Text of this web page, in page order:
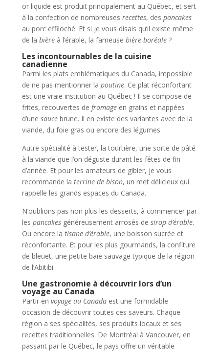
or liquide est produit principalement au Québec, et sert
à la confection de nombreuses recettes, des pancakes
au porc effiloché. Et si je vous disais qu’il existe même
de la bièreà l’érable, la fameuse bière boréale?
Les incontournables de la cuisine
canadienne
Parmi les plats emblématiques du Canada, impossible
de ne pas mentionner la poutine. Ce plat réconfortant
est une vraie institution au Québec ! Il se compose de
frites, recouvertes de fromageen grains et nappées
d’une saucebrune. Il en existe des variantes avec de la
viande, du foie gras ou encore des légumes.
Autre spécialité à tester, la tourtière, une sorte de pâté
à la viande que l’on déguste durant les fêtes de fin
d’année. Et pour les amateurs de gibier, je vous
recommande la terrine de bison, un met délicieux qui
rappelle les grands espaces du Canada.
N’oublions pas non plus les desserts, à commencer par
les pancakesgénéreusement arrosés de sirop d’érable.
Ou encore la tisane d’érable, une boisson sucrée et
réconfortante. Et pour les plus gourmands, la confiture
de bleuet, une petite baie sauvage typique de la région
de l’Abitibi.
Une gastronomie à découvrir lors d’un
voyage au Canada
Partir en voyage au Canadaest une formidable
occasion de découvrir toutes ces saveurs. Chaque
région a ses spécialités, ses produits locaux et ses
recettes traditionnelles. De Montréal à Vancouver, en
passant par le Québec, le pays offre un véritable